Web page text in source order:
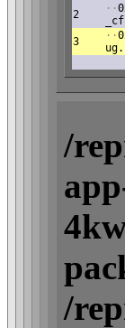
2
· ·
3
· ·
/
/